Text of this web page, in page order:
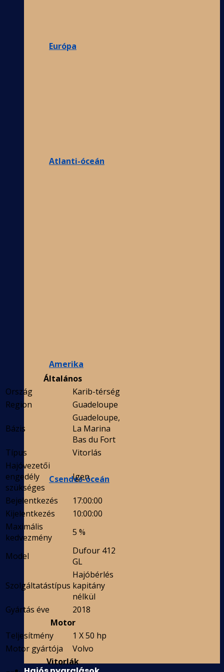
Európa
Atlanti-óceán
Amerika
Csendes-óceán
Általános
Ország
Karib-térség
Region
Guadeloupe
Bázis
Guadeloupe,
La Marina
Bas du Fort
Típus
Vitorlás
Hajóvezetői
engedély
szükséges
Igen
Bejelentkezés
17:00:00
Kijelentkezés
10:00:00
Maximális
kedvezmény
5 %
Model
Dufour 412
GL
Szolgáltatástípus
Hajóbérlés
kapitány
nélkül
Gyártás éve
2018
Motor
Teljesítmény
1 X 50 hp
Motor gyártója
Volvo
Vitorlák